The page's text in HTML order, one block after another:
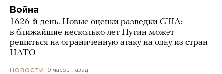
Война
1626-й день. Новые оценки разведки США:
в ближайшие несколько лет Путин может
решиться на ограниченную атаку на одну из стран
НАТО
НОВОСТИ 9 часов назад